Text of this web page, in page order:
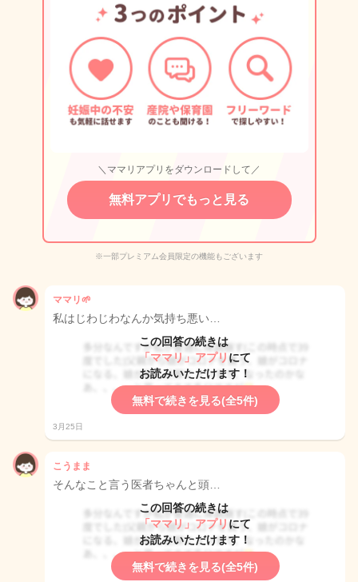
＼ママリアプリをダウンロードして／
無料アプリでもっと見る
※一部プレミアム会員限定の機能もございます
ママリ🌱
私はじわじわなんか気持ち悪い…
この回答の続きは
「ママリ」アプリ にて
お読みいただけます！
無料で続きを見る(全5件)
3月25日
こうまま
そんなこと言う医者ちゃんと頭…
この回答の続きは
「ママリ」アプリ にて
お読みいただけます！
無料で続きを見る(全5件)